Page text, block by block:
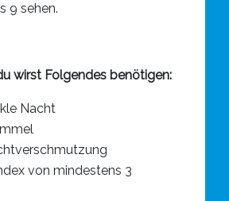
9 sehen.
wirst Folgendes benötigen:
Nacht
von mindestens 3